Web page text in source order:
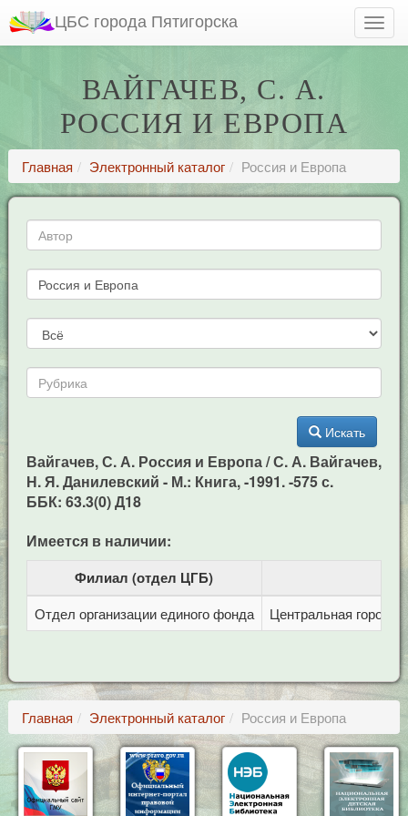
ЦБС города Пятигорска
ВАЙГАЧЕВ, С. А.
РОССИЯ И ЕВРОПА
Главная Электронный каталог Россия и Европа
Искать
Вайгачев, С. А. Россия и Европа / С. А. Вайгачев,
Н. Я. Данилевский - М.: Книга, -1991. -575 с.
ББК: 63.3(0) Д18
Имеется в наличии:
Филиал (отдел ЦГБ)
Отдел организации единого фонда Центральная
Главная Электронный каталог Россия и Европа